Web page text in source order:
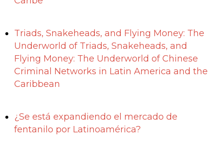
Triads, Snakeheads, and Flying Money: The
Underworld of Triads, Snakeheads, and
Flying Money: The Underworld of Chinese
Criminal Networks in Latin America and the
Caribbean
¿Se está expandiendo el mercado de
fentanilo por Latinoamérica?